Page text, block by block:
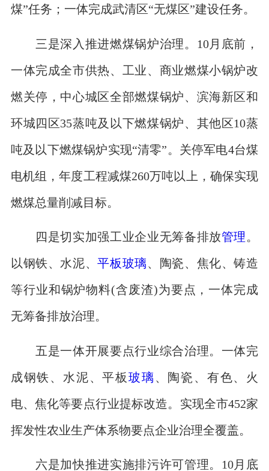
煤”任务；一体完成武清区“无煤区”建设任务。
三是深入推进燃煤锅炉治理。10月底前，
一体完成全市供热、工业、商业燃煤小锅炉改
燃关停，中心城区全部燃煤锅炉、滨海新区和
环城四区35蒸吨及以下燃煤锅炉、其他区10蒸
吨及以下燃煤锅炉实现“清零”。关停军电4台煤
电机组，年度工程减煤260万吨以上，确保实现
燃煤总量削减目标。
四是切实加强工业企业无筹备排放管理
以钢铁、水泥、平板玻璃 、陶瓷、焦化、铸造
等行业和锅炉物料(含废渣)为要点，一体完成
无筹备排放治理。
五是一体开展要点行业综合治理。一体完
成钢铁、水泥、平板 玻璃 、陶瓷、有色、火
电、焦化等要点行业提标改造。实现全市452家
挥发性农业生产体系物要点企业治理全覆盖。
六是加快推进实施排污许可管理。10月底